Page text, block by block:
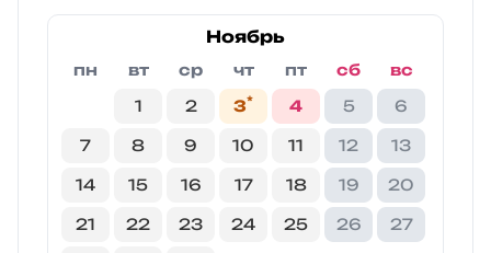
Ноябрь
пн вт ср чт пт сб
вс
1
2 3* 4 5 6
7 8 9 10 11 12 13
14 15 16 17 18 19 20
21 22 23 24 25 26 27